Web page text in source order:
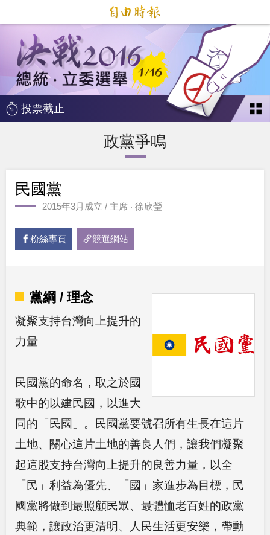
投票截止
政黨爭鳴
民國黨
2015年3月成立 / 主席 ‧ 徐欣瑩
粉絲專頁 競選網站
黨綱 / 理念
凝聚支持台灣向上提升的
力量
民國黨的命名，取之於國
歌中的以建民國，以進大
同的「民國」。民國黨要號召所有生長在這片
土地、關心這片土地的善良人們，讓我們凝聚
起這股支持台灣向上提升的良善力量，以全
「民」利益為優先、「國」家進步為目標，民
國黨將做到最照顧民眾、最體恤老百姓的政黨
典範，讓政治更清明、人民生活更安樂，帶動